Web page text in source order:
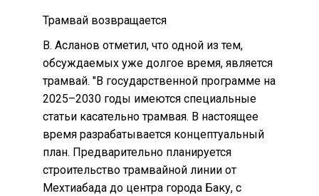
Трамвай возвращается
В. Асланов отметил, что одной из тем,
обсуждаемых уже долгое время, является
трамвай. "В государственной программе на
2025–2030 годы имеются специальные
статьи касательно трамвая. В настоящее
время разрабатывается концептуальный
план. Предварительно планируется
строительство трамвайной линии от
Мехтиабада до центра города Баку, с